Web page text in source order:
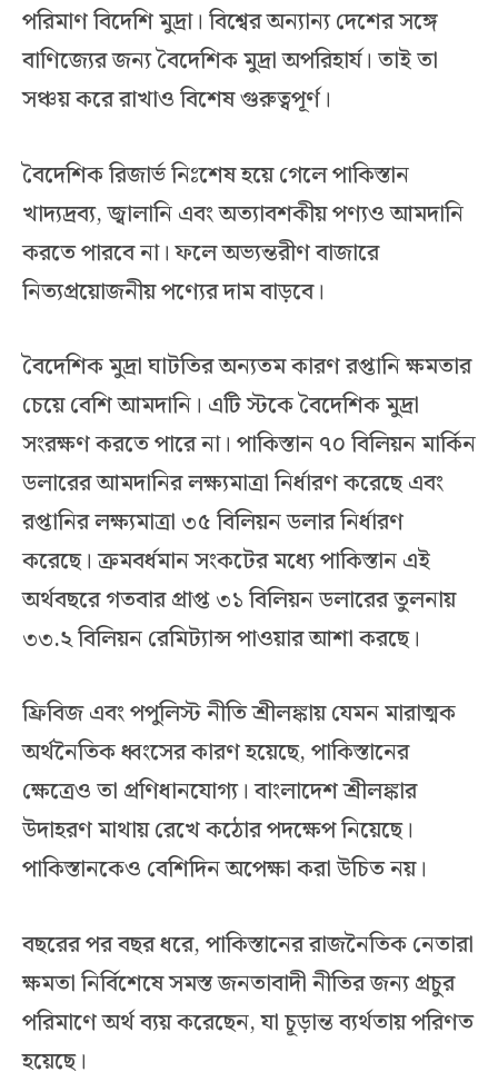
পরিমাণ বিদেশি মুদ্রা। বিশ্বের অন্যান্য দেশের সঙ্গে
বাণিজ্যের জন্য বৈদেশিক মুদ্রা অপরিহার্য। তাই তা
সঞ্চয় করে রাখাও বিশেষ গুরুত্বপূর্ণ।
বৈদেশিক রিজার্ভ নিঃশেষ হয়ে গেলে পাকিস্তান
খাদ্যদ্রব্য, জ্বালানি এবং অত্যাবশকীয় পণ্যও আমদানি
করতে পারবে না। ফলে অভ্যন্তরীণ বাজারে
নিত্যপ্রয়োজনীয় পণ্যের দাম বাড়বে।
বৈদেশিক মুদ্রা ঘাটতির অন্যতম কারণ রপ্তানি ক্ষমতার
চেয়ে বেশি আমদানি। এটি স্টকে বৈদেশিক মুদ্রা
সংরক্ষণ করতে পারে না। পাকিস্তান ৭০ বিলিয়ন মার্কিন
ডলারের আমদানির লক্ষ্যমাত্রা নির্ধারণ করেছে এবং
রপ্তানির লক্ষ্যমাত্রা ৩৫ বিলিয়ন ডলার নির্ধারণ
করেছে। ক্রমবর্ধমান সংকটের মধ্যে পাকিস্তান এই
অর্থবছরে গতবার প্রাপ্ত ৩১ বিলিয়ন ডলারের তুলনায়
৩৩.২ বিলিয়ন রেমিট্যান্স পাওয়ার আশা করছে।
ফ্রিবিজ এবং পপুলিস্ট নীতি শ্রীলঙ্কায় যেমন মারাত্মক
অর্থনৈতিক ধ্বংসের কারণ হয়েছে, পাকিস্তানের
ক্ষেত্রেও তা প্রণিধানযোগ্য। বাংলাদেশ শ্রীলঙ্কার
উদাহরণ মাথায় রেখে কঠোর পদক্ষেপ নিয়েছে।
পাকিস্তানকেও বেশিদিন অপেক্ষা করা উচিত নয়।
বছরের পর বছর ধরে, পাকিস্তানের রাজনৈতিক নেতারা
ক্ষমতা নির্বিশেষে সমস্ত জনতাবাদী নীতির জন্য প্রচুর
পরিমাণে অর্থ ব্যয় করেছেন, যা চূড়ান্ত ব্যর্থতায় পরিণত
হয়েছে।